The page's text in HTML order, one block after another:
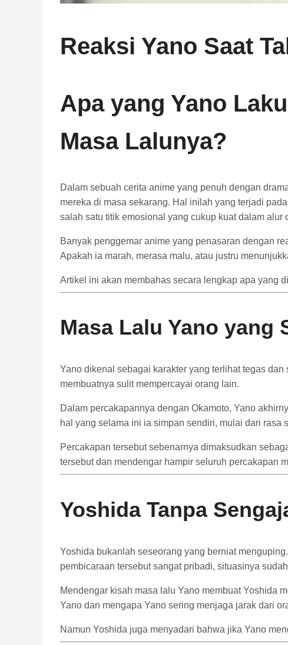
Reaksi Yano Saat
Apa yang Yano
Masa Lalunya?
Dalam sebuah cerita anime yang penuh dengan
mereka di masa sekarang. Hal inilah yang terjadi pada
salah satu titik emosional yang cukup kuatdalam alur
Banyak penggemar anime yang penasaran dengan
Apakah ia marah, merasa malu, atau justru
Artikel ini akan membahas secara lengkap apa yang
Masa Lalu Yano yang
Yano dikenal sebagai karakter yang terlihattegas dan
membuatnya sulit mempercayai orang lain.
Dalam percakapannya dengan Okamoto, Yano
hal yang selama ini ia simpan sendiri, mulai dari rasa
Percakapan tersebutsebenarnya dimaksudkan
tersebutdan mendengar hampir seluruh percakapan
Yoshida Tanpa
Yoshida bukanlah seseorang yang berniat menguping.
pembicaraan tersebutsangat pribadi, situasinya sudah
Mendengar kisah masa lalu Yano membuatYoshida
Yano dan mengapa Yano sering menjaga jarak dari
Namun Yoshida juga menyadari bahwa jika Yano